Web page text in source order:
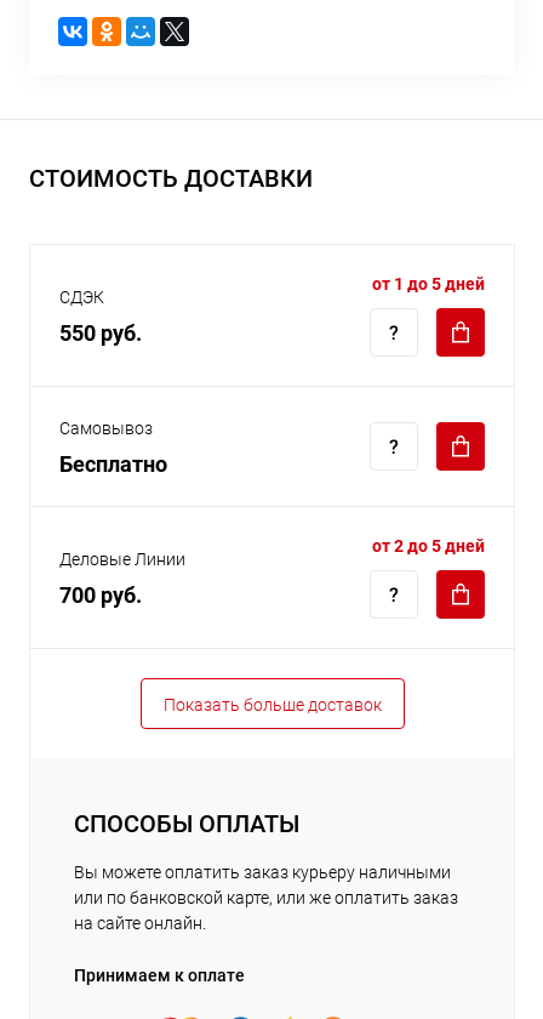
СТОИМОСТЬ ДОСТАВКИ
СДЭК
550 руб.
от 1 до 5 дней
Самовывоз
Бесплатно
Деловые Линии
700 руб.
от 2 до 5 дней
Показать больше доставок
СПОСОБЫ ОПЛАТЫ
Вы можете оплатить заказ курьеру наличными
или по банковской карте, или же оплатить заказ
на сайте онлайн.
Принимаем к оплате